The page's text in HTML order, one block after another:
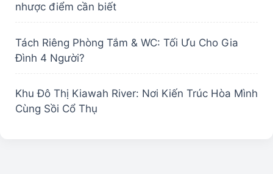
nhược điểm cần biết
Tách Riêng Phòng Tắm & WC: Tối Ưu Cho Gia
Đình 4 Người?
Khu Đô Thị Kiawah River: Nơi Kiến Trúc Hòa Mình
Cùng Sồi Cổ Thụ